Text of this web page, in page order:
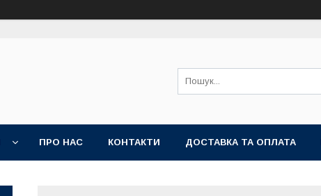
ПРО НАС КОНТАКТИ ДОСТАВКА ТА ОПЛАТА